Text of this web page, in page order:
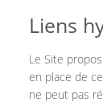
Liens
Le Site
en place de
ne peut pas